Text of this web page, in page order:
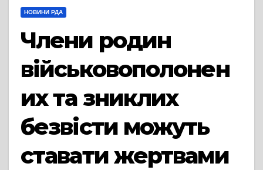
НОВИНИ РДА
Члени родин
військовополонен
их та зниклих
безвісти можуть
ставати жертвами